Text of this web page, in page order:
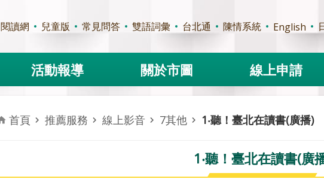
閱讀網 兒童版 常見問答 雙語詞彙 台北通 陳情系統 English
活動報導 關於市圖 線上申請
首頁 推薦服務 線上影音 7其他 1‧聽！臺北在讀書(廣播)
1‧聽！臺北在讀書(廣